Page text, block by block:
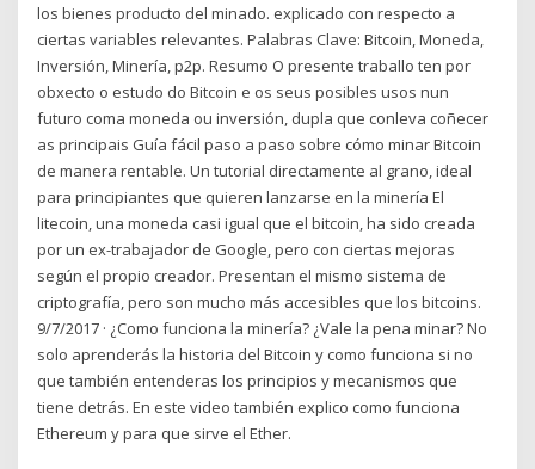
los bienes producto del minado. explicado con respecto a
ciertas variables relevantes. Palabras Clave: Bitcoin, Moneda,
Inversión, Minería, p2p. Resumo O presente traballo ten por
obxecto o estudo do Bitcoin e os seus posibles usos nun
futuro coma moneda ou inversión, dupla que conleva coñecer
as principais Guía fácil paso a paso sobre cómo minar Bitcoin
de manera rentable. Un tutorial directamente al grano, ideal
para principiantes que quieren lanzarse en la minería El
litecoin, una moneda casi igual que el bitcoin, ha sido creada
por un ex-trabajador de Google, pero con ciertas mejoras
según el propio creador. Presentan el mismo sistema de
criptografía, pero son mucho más accesibles que los bitcoins.
9/7/2017 · ¿Como funciona la minería? ¿Vale la pena minar? No
solo aprenderás la historia del Bitcoin y como funciona si no
que también entenderas los principios y mecanismos que
tiene detrás. En este video también explico como funciona
Ethereum y para que sirve el Ether.